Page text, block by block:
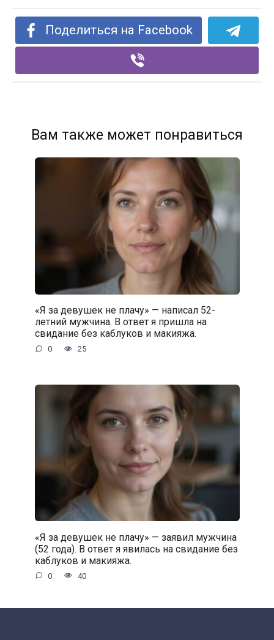
Поделиться на Facebook
Вам также может понравиться
«Я за девушек не плачу» — написал 52-
летний мужчина. В ответ я пришла на
свидание без каблуков и макияжа.
0 25
«Я за девушек не плачу» — заявил мужчина
(52 года). В ответ я явилась на свидание без
каблуков и макияжа.
0 40